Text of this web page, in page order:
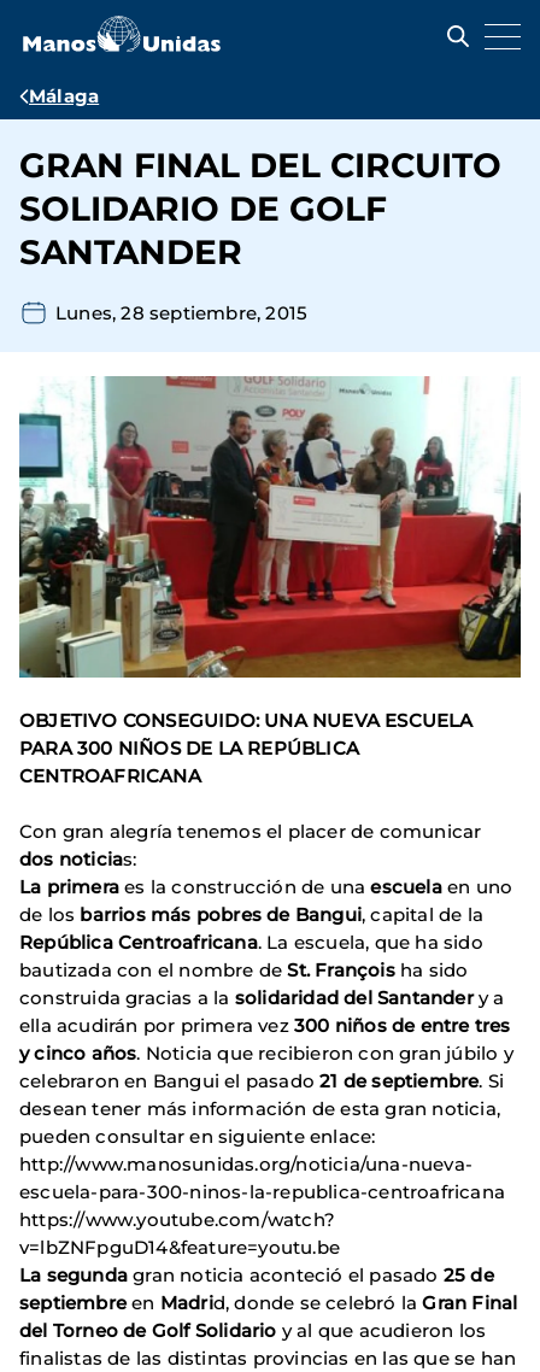
contenido
Ruta
navegación
Málaga
GRAN FINAL DEL CIRCUITO
SOLIDARIO DE GOLF
SANTANDER
Lunes, 28 septiembre, 2015
OBJETIVO CONSEGUIDO: UNA NUEVA ESCUELA
PARA 300 NIÑOS DE LA REPÚBLICA
CENTROAFRICANA
Con gran alegría tenemos el placer de comunicar
dos noticias:
La primera es la construcción de unaescuelaen uno
de los barrios más pobres de Bangui, capital de la
República Centroafricana. La escuela, que ha sido
bautizada con el nombre de St. Françoisha sido
construida gracias a la solidaridad del Santandery a
ella acudirán por primera vez 300 niños de entre tres
y cinco años. Noticia que recibieron con gran júbilo y
celebraron en Bangui el pasado21 de septiembre. Si
desean tener más información de esta gran noticia,
pueden consultar en siguiente enlace:
http://www.manosunidas.org/noticia/una-nueva-
escuela-para-300-ninos-la-republica-centroafricana
https://www.youtube.com/watch?
v=lbZNFpguD14&feature=youtu.be
La segunda gran noticia aconteció el pasado 25 de
septiembreen Madrid, donde se celebró laGran Final
del Torneo de Golf Solidario y al que acudieron los
finalistas de las distintas provincias en las que se han